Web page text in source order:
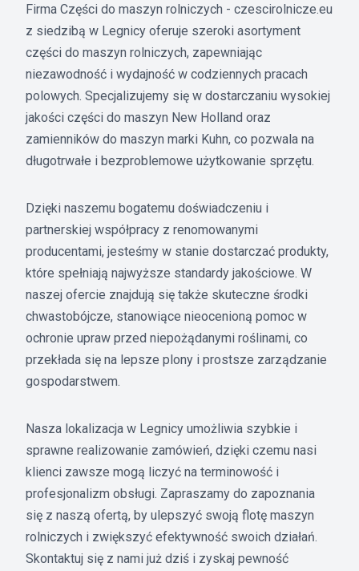
Firma Części do maszyn rolniczych - czescirolnicze.eu
z siedzibą w Legnicy oferuje szeroki asortyment
części do maszyn rolniczych, zapewniając
niezawodność i wydajność w codziennych pracach
polowych. Specjalizujemy się w dostarczaniu wysokiej
jakości części do maszyn New Holland oraz
zamienników do maszyn marki Kuhn, co pozwala na
długotrwałe i bezproblemowe użytkowanie sprzętu.
Dzięki naszemu bogatemu doświadczeniu i
partnerskiej współpracy z renomowanymi
producentami, jesteśmy w stanie dostarczać produkty,
które spełniają najwyższe standardy jakościowe. W
naszej ofercie znajdują się także skuteczne środki
chwastobójcze, stanowiące nieocenioną pomoc w
ochronie upraw przed niepożądanymi roślinami, co
przekłada się na lepsze plony i prostsze zarządzanie
gospodarstwem.
Nasza lokalizacja w Legnicy umożliwia szybkie i
sprawne realizowanie zamówień, dzięki czemu nasi
klienci zawsze mogą liczyć na terminowość i
profesjonalizm obsługi. Zapraszamy do zapoznania
się z naszą ofertą, by ulepszyć swoją flotę maszyn
rolniczych i zwiększyć efektywność swoich działań.
Skontaktuj się z nami już dziś i zyskaj pewność